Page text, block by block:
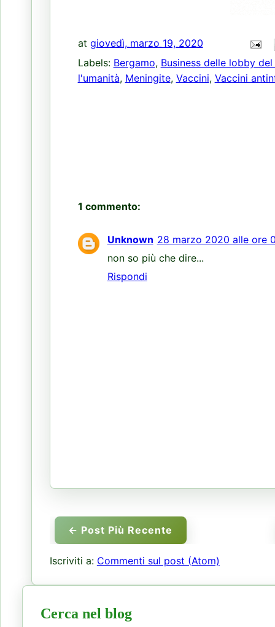
at giovedì, marzo 19, 2020
Labels: Bergamo, Business delle lobby
l'umanità, Meningite, Vaccini, Vaccini
1 commento:
Unknown 28 marzo 2020 alle ore
non so più che dire...
Rispondi
← Post Più Recente
Iscriviti a: Commenti sul post (Atom)
Cerca nel blog